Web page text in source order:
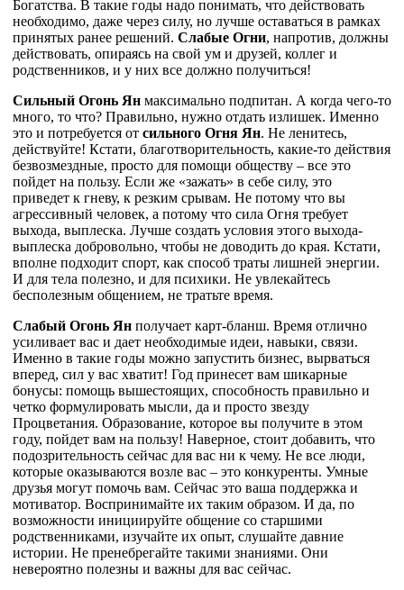
Богатства. В такие годы надо понимать, что действовать
необходимо, даже через силу, но лучше оставаться в рамках
принятых ранее решений. Слабые Огни, напротив, должны
действовать, опираясь на свой ум и друзей, коллег и
родственников, и у них все должно получиться!
Сильный Огонь Ян максимально подпитан. А когда чего-то
много, то что? Правильно, нужно отдать излишек. Именно
это и потребуется от сильного Огня Ян. Не ленитесь,
действуйте! Кстати, благотворительность, какие-то действия
безвозмездные, просто для помощи обществу – все это
пойдет на пользу. Если же «зажать» в себе силу, это
приведет к гневу, к резким срывам. Не потому что вы
агрессивный человек, а потому что сила Огня требует
выхода, выплеска. Лучше создать условия этого выхода-
выплеска добровольно, чтобы не доводить до края. Кстати,
вполне подходит спорт, как способ траты лишней энергии.
И для тела полезно, и для психики. Не увлекайтесь
бесполезным общением, не тратьте время.
Слабый Огонь Ян получает карт-бланш. Время отлично
усиливает вас и дает необходимые идеи, навыки, связи.
Именно в такие годы можно запустить бизнес, вырваться
вперед, сил у вас хватит! Год принесет вам шикарные
бонусы: помощь вышестоящих, способность правильно и
четко формулировать мысли, да и просто звезду
Процветания. Образование, которое вы получите в этом
году, пойдет вам на пользу! Наверное, стоит добавить, что
подозрительность сейчас для вас ни к чему. Не все люди,
которые оказываются возле вас – это конкуренты. Умные
друзья могут помочь вам. Сейчас это ваша поддержка и
мотиватор. Воспринимайте их таким образом. И да, по
возможности инициируйте общение со старшими
родственниками, изучайте их опыт, слушайте давние
истории. Не пренебрегайте такими знаниями. Они
невероятно полезны и важны для вас сейчас.